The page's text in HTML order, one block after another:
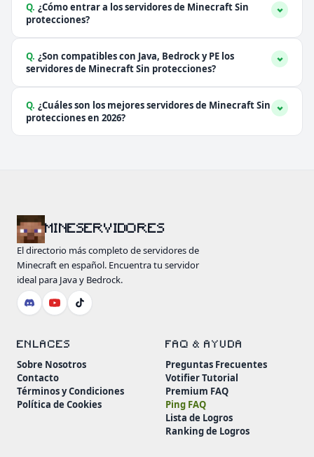
Q. ¿Cómo entrar a los servidores de Minecraft Sin
protecciones?
Q. ¿Son compatibles con Java, Bedrock y PE los
servidores de Minecraft Sin protecciones?
Q. ¿Cuáles son los mejores servidores de Minecraft Sin
protecciones en 2026?
MINESERVIDORES
El directorio más completo de servidores de
Minecraft en español. Encuentra tu servidor
ideal para Java y Bedrock.
ENLACES
Sobre Nosotros
Contacto
Términos y Condiciones
Política de Cookies
FAQ & AYUDA
Preguntas Frecuentes
Votifier Tutorial
Premium FAQ
Ping FAQ
Lista de Logros
Ranking de Logros